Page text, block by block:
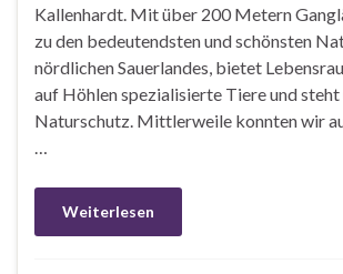
Kallenhardt. Mit über 200 Metern
zu den bedeutendsten und schönsten
nördlichen Sauerlandes, bietet
auf Höhlen spezialisierte Tiere und
Naturschutz. Mittlerweile konnten wir
…
Weiterlesen